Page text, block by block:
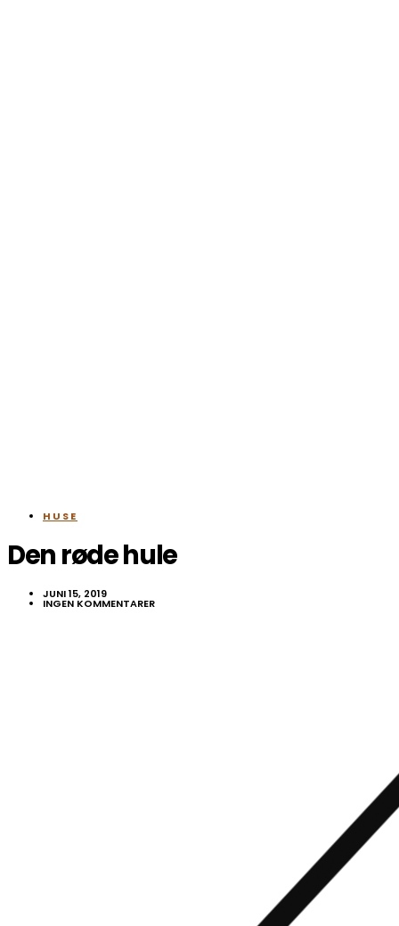
HUSE
Den røde hule
JUNI 15, 2019
INGEN KOMMENTARER